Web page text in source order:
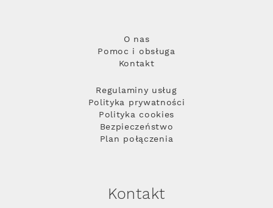
O nas
Pomoc i obsługa
Kontakt
Regulaminy usług
Polityka prywatności
Polityka cookies
Bezpieczeństwo
Plan połączenia
Kontakt